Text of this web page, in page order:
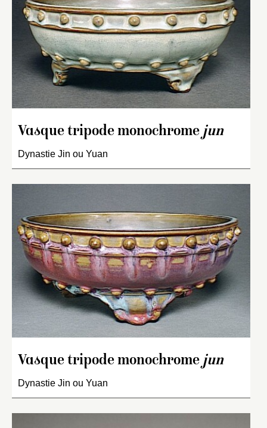
Vasque tripode monochrome jun
Dynastie Jin ou Yuan
Vasque tripode monochrome jun
Dynastie Jin ou Yuan